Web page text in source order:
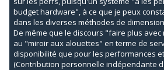
budget hardware", à ce que je peux
dans les diverses méthodes de
De même que le discours "faire plus
au "miroir aux alouettes" en terme de
disponibilité que pour les performances et
(Contribution personnelle indépendante